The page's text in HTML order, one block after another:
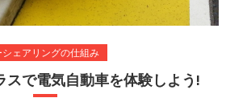
シェアリングの仕組み
スで電気自動車を体験しよう!